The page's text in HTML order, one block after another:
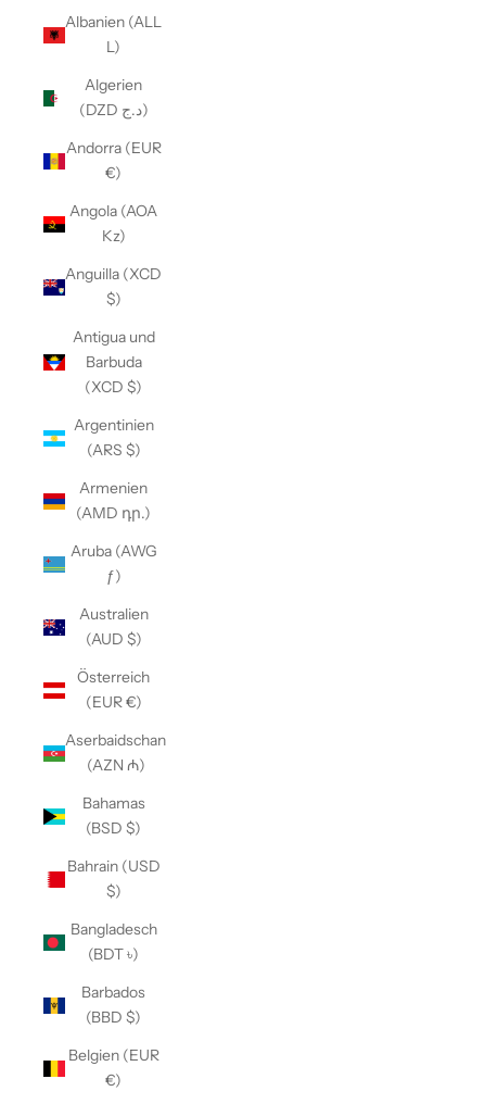
Albanien (ALL
L)
Algerien
(DZD د.ج)
Andorra (EUR
€)
Angola (AOA
Kz)
Anguilla (XCD
$)
Antigua und
Barbuda
(XCD $)
Argentinien
(ARS $)
Armenien
(AMD դր.)
Aruba (AWG
ƒ)
Australien
(AUD $)
Österreich
(EUR €)
Aserbaidschan
(AZN ₼)
Bahamas
(BSD $)
Bahrain (USD
$)
Bangladesch
(BDT ৳)
Barbados
(BBD $)
Belgien (EUR
€)